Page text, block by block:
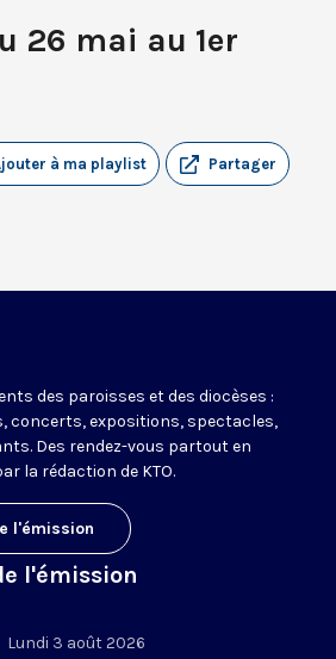
26 mai au 1er
Partager
à ma playlist
des paroisses et des diocèses :
concerts, expositions, spectacles,
Des rendez-vous partout en
la rédaction de KTO.
l'émission
l'émission
Lundi 3 août 2026